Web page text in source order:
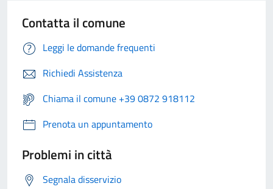
Contatta il comune
Leggi le domande frequenti
Richiedi Assistenza
Chiama il comune +39 0872 918112
Prenota un appuntamento
Problemi in città
Segnala disservizio